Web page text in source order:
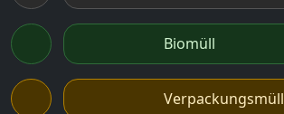
Biomüll
Verpackungsmüll